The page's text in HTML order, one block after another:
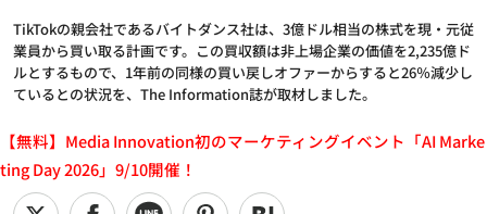
TikTokの親会社であるバイトダンス社は、3億ドル相当の株式を現・元従
業員から買い取る計画です。この買収額は非上場企業の価値を2,235億ド
ルとするもので、1年前の同様の買い戻しオファーからすると26％減少し
ているとの状況を、The Information誌が取材しました。
【無料】Media Innovation初のマーケティングイベント「AI Marke
ting Day 2026」9/10開催！